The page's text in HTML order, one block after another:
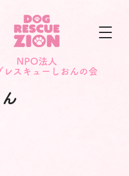
NPO法人
レスキューしおんの会